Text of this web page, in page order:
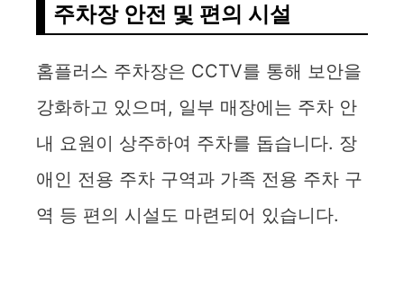
주차장 안전 및 편의 시설
홈플러스 주차장은 CCTV를 통해 보안을
강화하고 있으며, 일부 매장에는 주차 안
내 요원이 상주하여 주차를 돕습니다. 장
애인 전용 주차 구역과 가족 전용 주차 구
역 등 편의 시설도 마련되어 있습니다.